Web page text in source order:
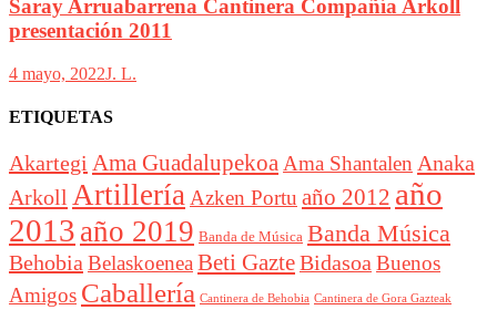
Saray Arruabarrena Cantinera Compañía Arkoll
presentación 2011
4 mayo, 2022J. L.
ETIQUETAS
Akartegi Ama GuadalupekoaAma Shantalen Anaka
Arkoll ArtilleríaAzken Portu año 2012 año
2013 año 2019 Banda de Música Banda Música
BehobiaBelaskoeneaBeti GazteBidasoaBuenos
Amigos Caballería Cantinera de Behobia Cantinera de Gora Gazteak